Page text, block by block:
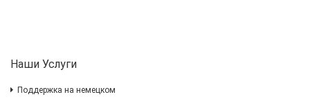
Наши Услуги
Поддержка на немецком